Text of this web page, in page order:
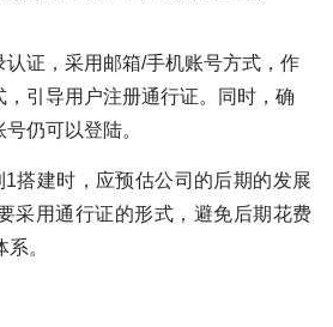
认证，采用邮箱/手机账号方式，作
，引导用户注册通行证。同时，确
仍可以登陆。
搭建时，应预估公司的后期的发展
采用通行证的形式，避免后期花费
。